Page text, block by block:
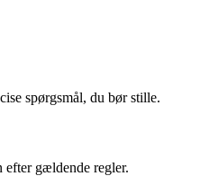
spørgsmål, du bør stille.
efter gældende regler.